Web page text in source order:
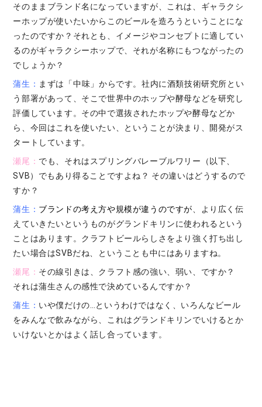
そのままブランド名になっていますが、これは、ギャラクシ
ーホップが使いたいからこのビールを造ろうということにな
ったのですか？それとも、イメージやコンセプトに適してい
るのがギャラクシーホップで、それが名称にもつながったの
でしょうか？
蒲生： まずは「中味」からです。社内に酒類技術研究所とい
う部署があって、そこで世界中のホップや酵母などを研究し
評価しています。その中で選抜されたホップや酵母などか
ら、今回はこれを使いたい、ということが決まり、開発がス
タートしています。
瀬尾： でも、それはスプリングバレーブルワリー（以下、
SVB）でもあり得ることですよね？ その違いはどうするので
すか？
蒲生： ブランドの考え方や規模が違うのですが 、より広く伝
えていきたいというものがグランドキリンに使われるという
ことはあります。クラフトビールらしさをより強く打ち出し
たい場合はSVBだね、ということも中にはありますね。
瀬尾： その線引きは、クラフト感の強い、弱い、ですか？
それは蒲生さんの感性で決めているんですか？
蒲生： いや僕だけの…というわけではなく、いろんなビール
をみんなで飲みながら、これはグランドキリンでいけるとか
いけないとかはよく話し合っています。